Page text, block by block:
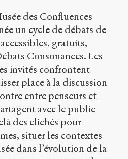
des Confluences
un cycle de débats de
gratuits,
Consonances. Les
invités confrontent
place à la discussion
entre penseurs et
avec le public
des clichés pour
situer les contextes
dans l’évolution de la